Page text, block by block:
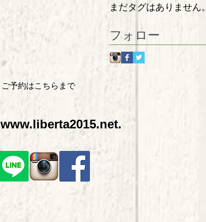
まだタグはありません。
フォロー
ご予約はこちらまで
www.liberta2015.net.